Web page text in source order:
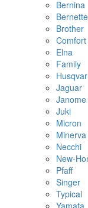
Bernina
Bernette
Brother
Comfort
Elna
Family
Jaguar
Janome
Juki
Micron
Minerva
Necchi
New-
Pfaff
Singer
Typical
Yamata